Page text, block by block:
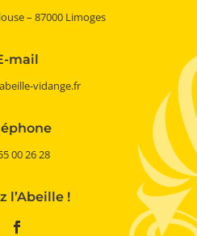
– 87000 Limoges
mail
vidange.fr
00 26 28
l’Abeille !